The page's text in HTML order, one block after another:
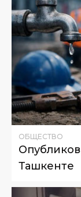
ОБЩЕСТВО
Ташкенте